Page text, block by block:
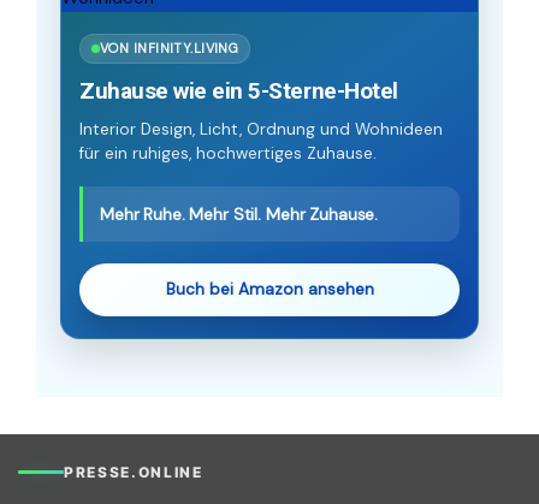
VON INFINITY.LIVING
Zuhause wie ein 5-Sterne-Hotel
Interior Design, Licht, Ordnung und Wohnideen
für ein ruhiges, hochwertiges Zuhause.
Mehr Ruhe. Mehr Stil. Mehr Zuhause.
Buch bei Amazon ansehen
PRESSE.ONLINE